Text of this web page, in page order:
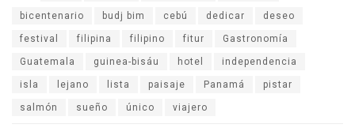
bicentenario budj bim cebú dedicar deseo
festival filipina filipino fitur Gastronomía
Guatemala guinea-bisáu hotel independencia
isla lejano lista paisaje Panamá pistar
salmón sueño único viajero